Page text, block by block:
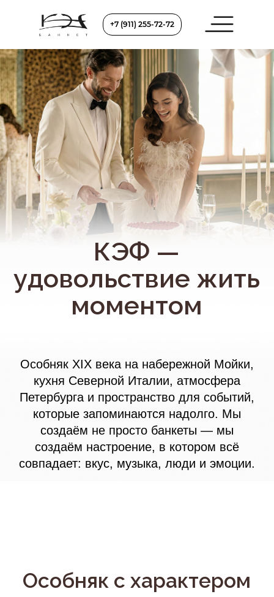
+7 (911) 255-72-72
Особняк XIX века на набережной Мойки,
кухня Северной Италии, атмосфера
Петербурга и пространство для событий,
создаём не просто банкеты — мы
КЭФ —
удовольствие жить
моментом
Особняк с характером